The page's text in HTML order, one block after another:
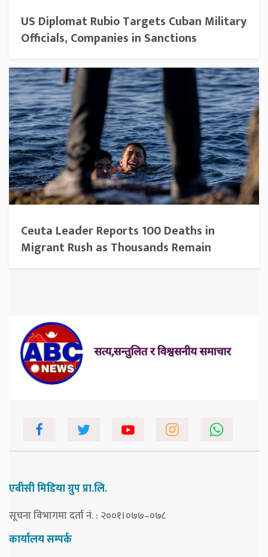
US Diplomat Rubio Targets Cuban Military
Officials, Companies in Sanctions
Ceuta Leader Reports 100 Deaths in
Migrant Rush as Thousands Remain
एबीसी मिडिया ग्रुप प्रा.लि.
सूचना विभागमा दर्ता नं. : २००१।०७७–०७८
कार्यालय सम्पर्क